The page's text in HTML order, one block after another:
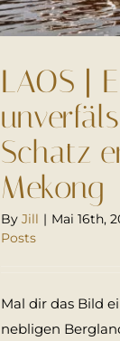
LAOS |
Schatz
Mekong
By Jill | Mai 16th,
Posts
Mal dir das Bild
nebligen